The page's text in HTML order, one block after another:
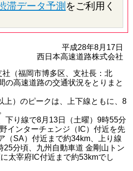
滞データ予測 をご利用く
平成28年8月17日
西日本高速道路株式会社
（福岡市博多区、支社長：北
高速道路の交通状況をとりまと
上）のピークは、上下線ともに、8
下り線で8月13日（土曜）9時55分
インターチェンジ（IC）付近を先
（SA）付近まで約34km、上り線
25分頃、九州自動車道 金剛山トン
太宰府IC付近まで約53kmでし